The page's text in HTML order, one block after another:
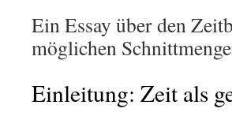
Ein Essay über den
möglichen
Einleitung: Zeit als